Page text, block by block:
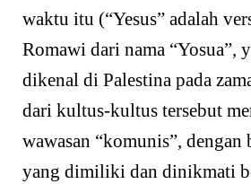
waktu itu (“Yesus” adalah
Romawi dari nama “Yosua”,
dikenal di Palestina pada
dari kultus-kultus tersebut
wawasan “komunis”, dengan
yang dimiliki dan dinikmati